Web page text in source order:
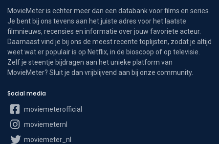
MovieMeter is echter meer dan een databank voor films en series.
Je bent bij ons tevens aan het juiste adres voor het laatste
filmnieuws, recensies en informatie over jouw favoriete acteur.
Daarnaast vind je bij ons de meest recente toplijsten, zodat je altijd
weet wat er populair is op Netflix, in de bioscoop of op televisie.
Zelf je steentje bijdragen aan het unieke platform van
MovieMeter? Sluit je dan vrijblijvend aan bij onze community.
Social media
moviemeterofficial
moviemeternl
moviemeter_nl